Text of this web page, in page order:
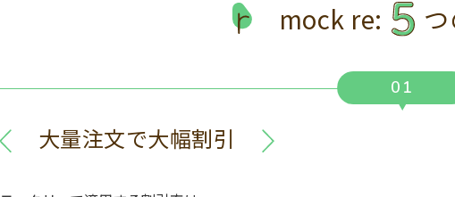
mock re:
01
大量注文で大幅割引